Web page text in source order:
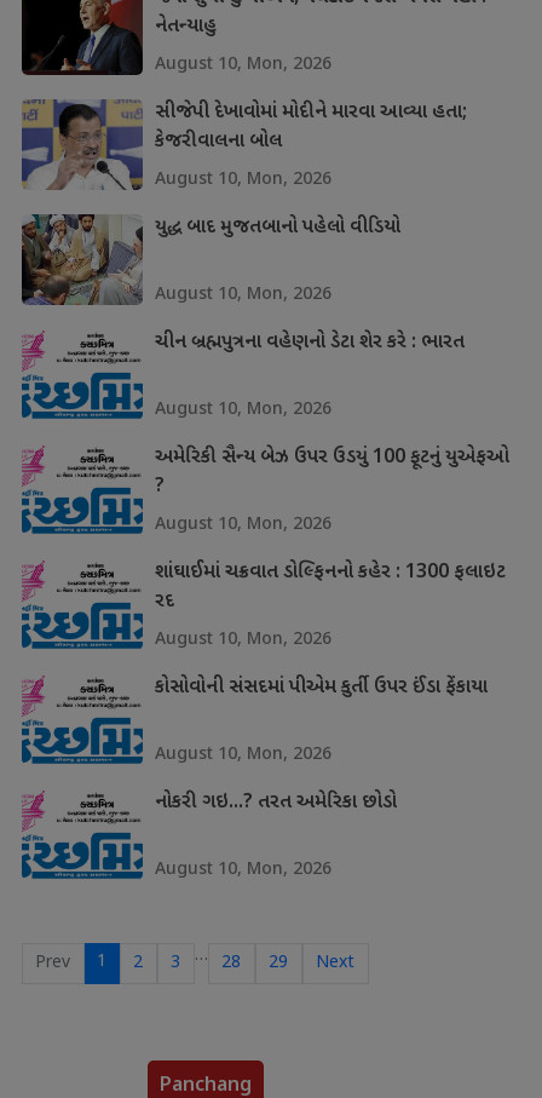
નેતન્યાહુ
August 10, Mon, 2026
સીજેપી દેખાવોમાં મોદીને મારવા આવ્યા હતા;
કેજરીવાલના બોલ
August 10, Mon, 2026
યુદ્ધ બાદ મુજતબાનો પહેલો વીડિયો
August 10, Mon, 2026
ચીન બ્રહ્મપુત્રના વહેણનો ડેટા શેર કરે : ભારત
August 10, Mon, 2026
અમેરિકી સૈન્ય બેઝ ઉપર ઉડયું 100 ફૂટનું યુએફઓ
?
August 10, Mon, 2026
શાંઘાઈમાં ચક્રવાત ડોલ્ફિનનો કહેર : 1300 ફલાઇટ
રદ
August 10, Mon, 2026
કોસોવોની સંસદમાં પીએમ કુર્તી ઉપર ઈંડા ફેંકાયા
August 10, Mon, 2026
નોકરી ગઇ...? તરત અમેરિકા છોડો
August 10, Mon, 2026
Prev 1 2 3 … 28 29 Next
Panchang